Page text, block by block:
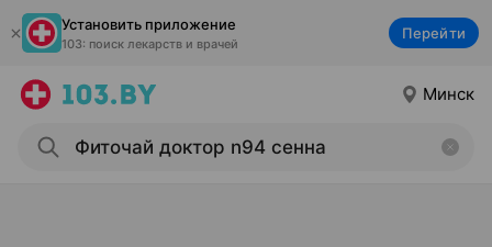
Установить приложение
103: поиск лекарств и врачей
Перейти
Минск